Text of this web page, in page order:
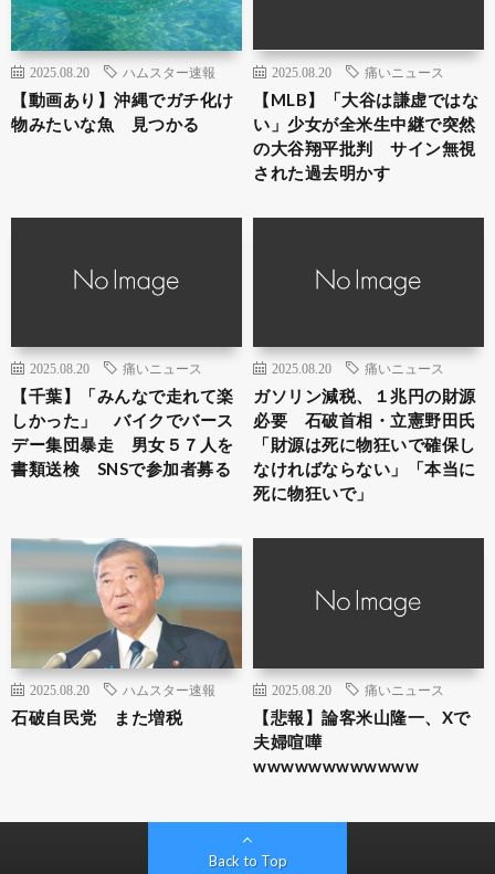
2025.08.20 ハムスター速報
【動画あり】沖縄でガチ化け
物みたいな魚 見つかる
2025.08.20 痛いニュース
【MLB】「大谷は謙虚ではな
い」少女が全米生中継で突然
の大谷翔平批判 サイン無視
された過去明かす
2025.08.20 痛いニュース
【千葉】「みんなで走れて楽
しかった」 バイクでバース
デー集団暴走 男女５７人を
書類送検 SNSで参加者募る
2025.08.20 痛いニュース
ガソリン減税、１兆円の財源
必要 石破首相・立憲野田氏
「財源は死に物狂いで確保し
なければならない」「本当に
死に物狂いで」
2025.08.20 ハムスター速報
石破自民党 また増税
2025.08.20 痛いニュース
【悲報】論客米山隆一、Xで
夫婦喧嘩
wwwwwwwwwwww
Back to Top